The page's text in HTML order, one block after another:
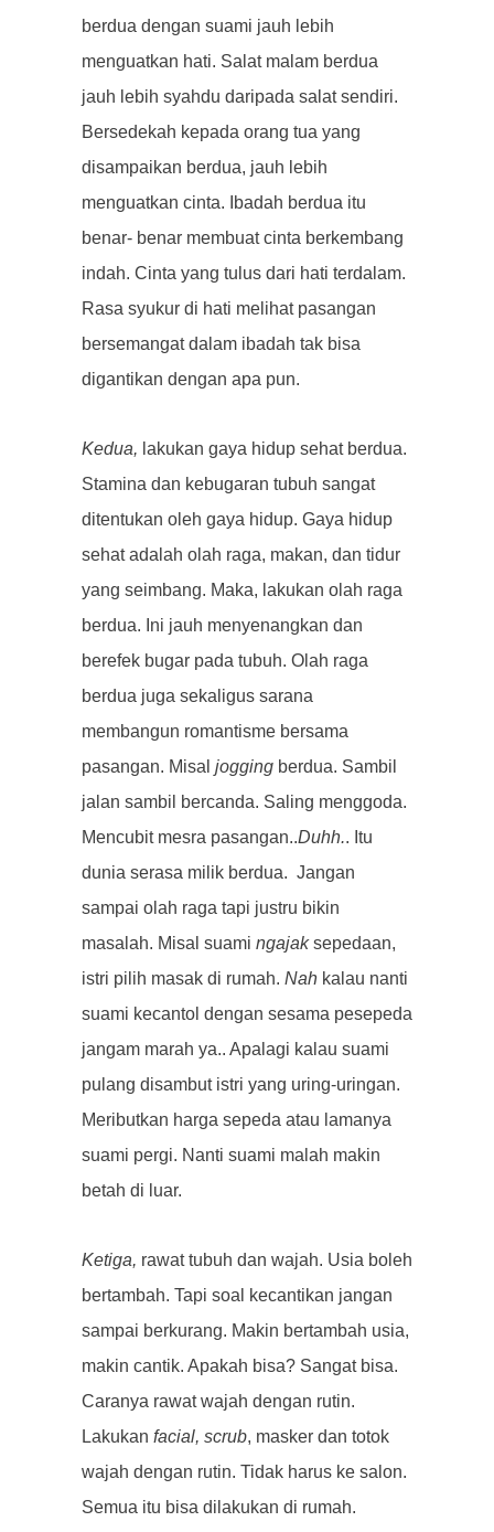
berdua dengan suami jauh lebih
menguatkan hati. Salat malam berdua
jauh lebih syahdu daripada salat sendiri.
Bersedekah kepada orang tua yang
disampaikan berdua, jauh lebih
menguatkan cinta. Ibadah berdua itu
benar- benar membuat cinta berkembang
indah. Cinta yang tulus dari hati terdalam.
Rasa syukur di hati melihat pasangan
bersemangat dalam ibadah tak bisa
digantikan dengan apa pun.
Kedua, lakukan gaya hidup sehat berdua.
Stamina dan kebugaran tubuh sangat
ditentukan oleh gaya hidup. Gaya hidup
sehat adalah olah raga, makan, dan tidur
yang seimbang. Maka, lakukan olah raga
berdua. Ini jauh menyenangkan dan
berefek bugar pada tubuh. Olah raga
berdua juga sekaligus sarana
membangun romantisme bersama
pasangan. Misal jogging berdua. Sambil
jalan sambil bercanda. Saling menggoda.
Mencubit mesra pasangan..Duhh.. Itu
dunia serasa milik berdua. Jangan
sampai olah raga tapi justru bikin
masalah. Misal suami ngajaksepedaan,
istri pilih masak di rumah. Nah kalau nanti
suami kecantol dengan sesama pesepeda
jangam marah ya.. Apalagi kalau suami
pulang disambut istri yang uring-uringan.
Meributkan harga sepeda atau lamanya
suami pergi. Nanti suami malah makin
betah di luar.
Ketiga, rawat tubuh dan wajah. Usia boleh
bertambah. Tapi soal kecantikan jangan
sampai berkurang. Makin bertambah usia,
makin cantik. Apakah bisa? Sangat bisa.
Caranya rawat wajah dengan rutin.
Lakukan facial, scrub, masker dan totok
wajah dengan rutin. Tidak harus ke salon.
Semua itu bisa dilakukan di rumah.